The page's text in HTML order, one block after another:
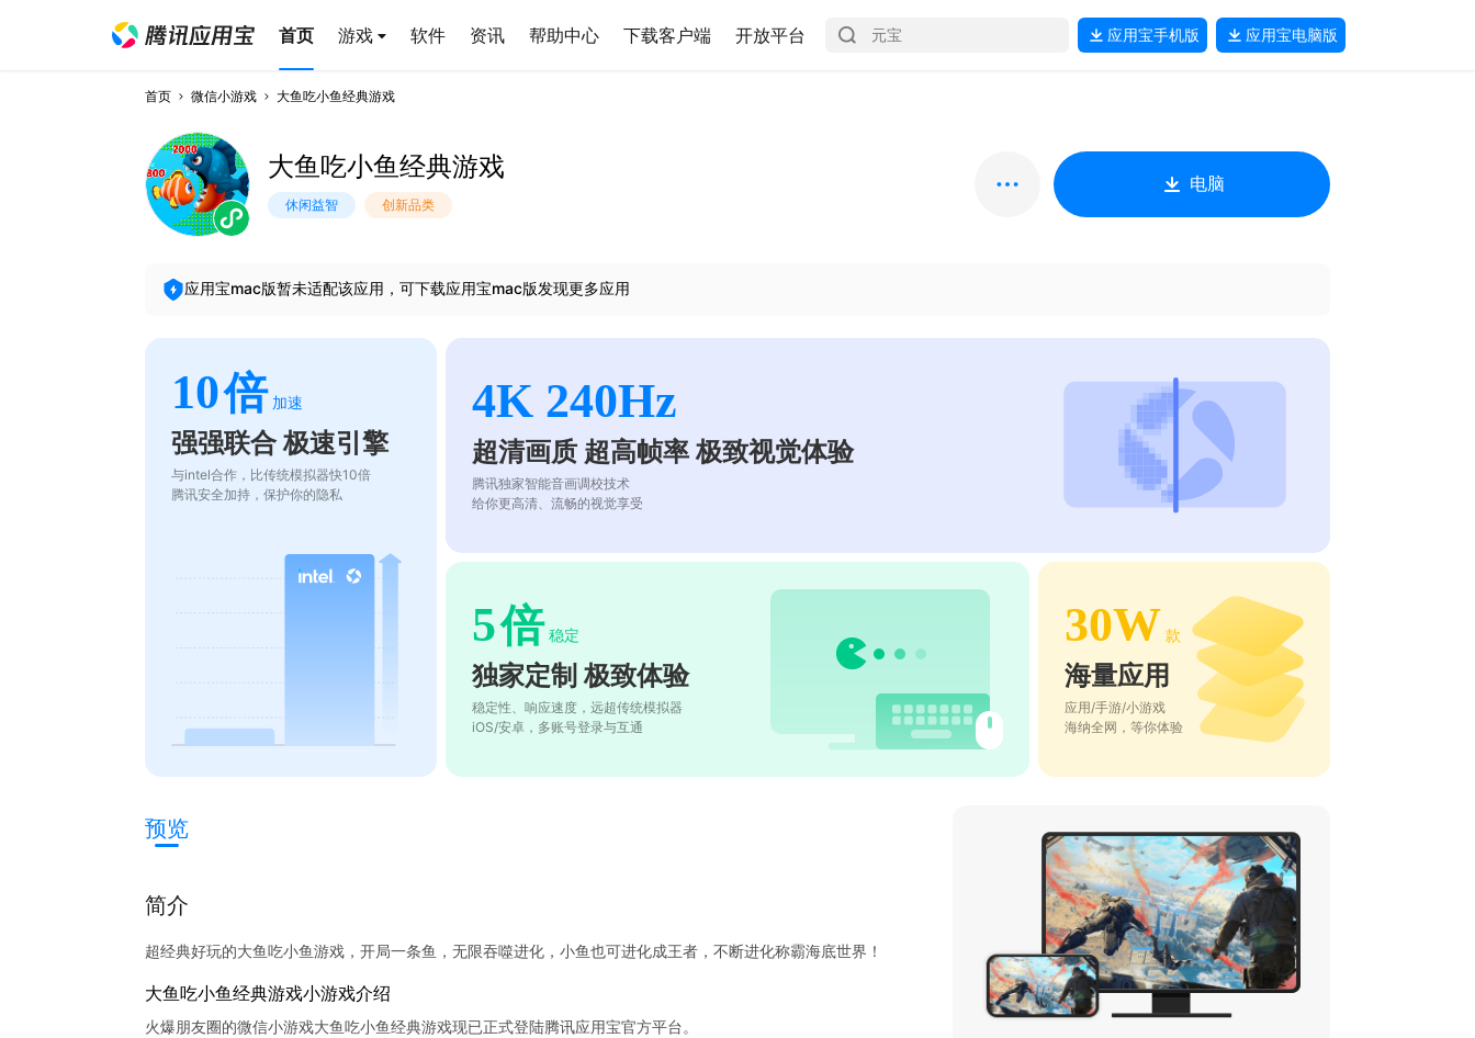
首页 游戏 软件 资讯 帮助中心 下载客户端 开放平台 应用宝手机版 应用宝电脑版
首页 微信小游戏 大鱼吃小鱼经典游戏
大鱼吃小鱼经典游戏
休闲益智 创新品类
电脑
应用宝mac版暂未适配该应用，可下载应用宝mac版发现更多应用
10倍 加速
强强联合 极速引擎
与intel合作，比传统模拟器快10倍
腾讯安全加持，保护你的隐私
4K 240Hz
超清画质 超高帧率 极致视觉体验
腾讯独家智能音画调校技术
给你更高清、流畅的视觉享受
5倍 稳定
独家定制 极致体验
稳定性、响应速度，远超传统模拟器
iOS/安卓，多账号登录与互通
30W 款
海量应用
应用/手游/小游戏
海纳全网，等你体验
预览
简介
超经典好玩的大鱼吃小鱼游戏，开局一条鱼，无限吞噬进化，小鱼也可进化成王者，不断进化称霸海底世界！
大鱼吃小鱼经典游戏小游戏介绍
火爆朋友圈的微信小游戏大鱼吃小鱼经典游戏现已正式登陆腾讯应用宝官方平台。